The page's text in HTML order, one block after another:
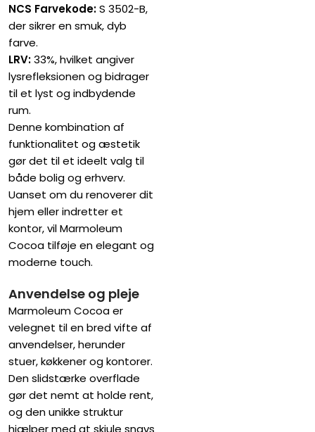
NCS Farvekode:S 3502-B,
der sikrer en smuk, dyb
farve.
LRV:33%, hvilket angiver
lysrefleksionen og bidrager
til et lyst og indbydende
rum.
Denne kombination af
funktionalitet og æstetik
gør det til et ideelt valg til
både bolig og erhverv.
Uanset om du renoverer dit
hjem eller indretter et
kontor, vil Marmoleum
Cocoa tilføje en elegant og
moderne touch.
Anvendelse og pleje
Marmoleum Cocoa er
velegnet til en bred vifte af
anvendelser, herunder
stuer, køkkener og kontorer.
Den slidstærke overflade
gør det nemt at holde rent,
og den unikke struktur
hjælper med at skjule snavs